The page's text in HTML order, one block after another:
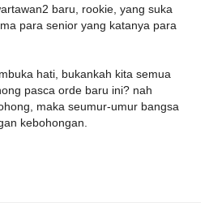
baru, rookie, yang suka
para senior yang katanya para
hati, bukankah kita semua
pasca orde baru ini? nah
maka seumur-umur bangsa
kebohongan.